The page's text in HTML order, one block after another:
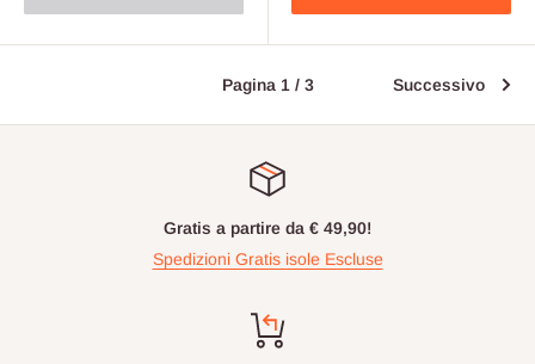
Pagina 1 / 3 Successivo
Gratis a partire da € 49,90!
Spedizioni Gratis isole Escluse